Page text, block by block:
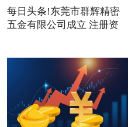
每日头条!东莞市群辉精密
五金有限公司成立 注册资